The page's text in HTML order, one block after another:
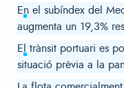
En el subíndex del
augmenta un 19,3%
El trànsit portuari es
situació prèvia a la